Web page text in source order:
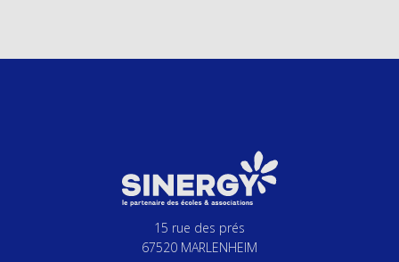
15 rue des prés
67520 MARLENHEIM